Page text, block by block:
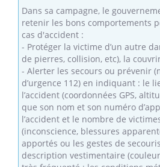
Dans sa campagne, le
retenir les bons comportements
cas d'accident :
- Protéger la victime d’un autre
de pierres, collision, etc), la
- Alerter les secours ou prévenir
d’urgence 112) en indiquant : le
l’accident (coordonnées GPS,
que son nom et son numéro
l’accident et le nombre de
(inconscience, blessures
apportés ou les gestes de
description vestimentaire